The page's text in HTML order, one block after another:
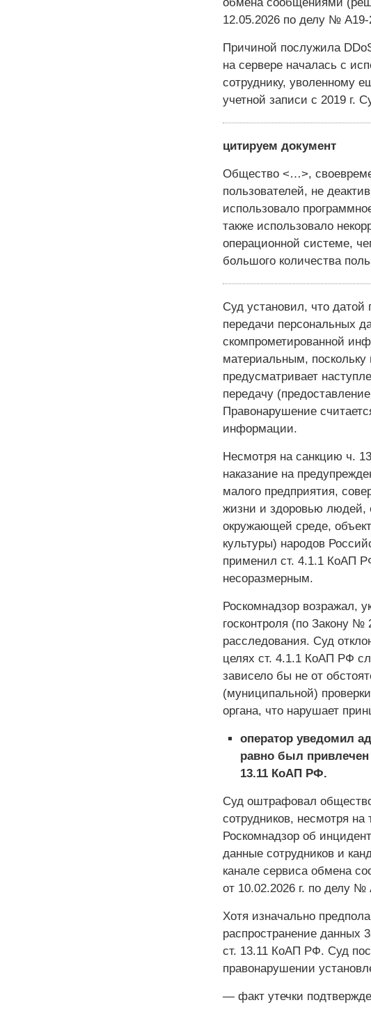
12.05.2026 по делу № А19-
Причиной послужила
на сервере началась с
сотруднику, уволенному
учетной записи с 2019 г.
цитируем документ
Общество <…>,
пользователей, не
использовало
также использовало
операционной системе,
большого количества
Суд установил, что датой
передачи персональных
скомпрометированной
материальным, поскольку
предусматривает
передачу
Правонарушение
информации.
Несмотря на санкцию ч.
наказание на
малого предприятия,
жизни и здоровью людей,
окружающей среде,
культуры) народов
применил ст. 4.1.1 КоАП
несоразмерным.
Роскомнадзор возражал,
госконтроля (по Закону
расследования. Суд
целях ст. 4.1.1 КоАП РФ
зависело бы не от
(муниципальной) проверки
органа, что нарушает
оператор уведомил
равно был привлечен
13.11 КоАП РФ.
Суд оштрафовал
сотрудников, несмотря
Роскомнадзор об
данные сотрудников и
канале сервиса обмена
от 10.02.2026 г. по делу №
Хотя изначально
распространение данных
ст. 13.11 КоАП РФ. Суд
правонарушении
— факт утечки